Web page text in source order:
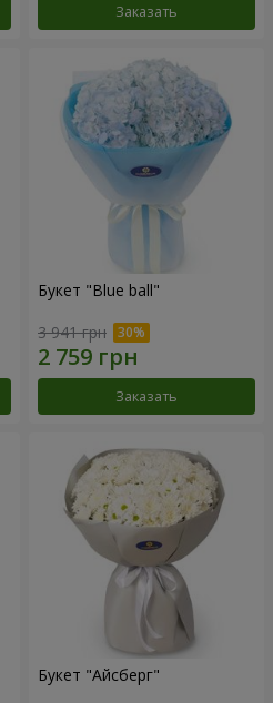
Заказать
Букет "Blue ball"
3 941 грн
Заказать
Букет "Айсберг"